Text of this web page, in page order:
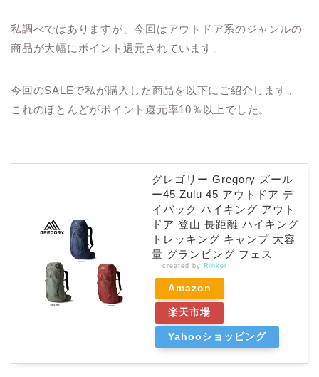
私調べではありますが、今回はアウトドア系のジャンルの
商品が大幅にポイント還元されています。
今回のSALEで私が購入した商品を以下にご紹介します。
これのほとんどがポイント還元率10％以上でした。
グレゴリー Gregory ズール
ー45 Zulu 45 アウトドア デ
イバック ハイキング アウト
ドア 登山 長距離 ハイキング
トレッキング キャンプ 大容
量 グランピング フェス
created by Rinker
Amazon
楽天市場
Yahooショッピング